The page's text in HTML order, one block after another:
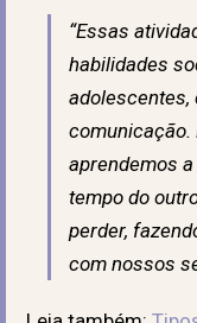
“Essas
habilidades
adolescentes,
comunicação.
aprendemos
tempo do
perder,
com nossos